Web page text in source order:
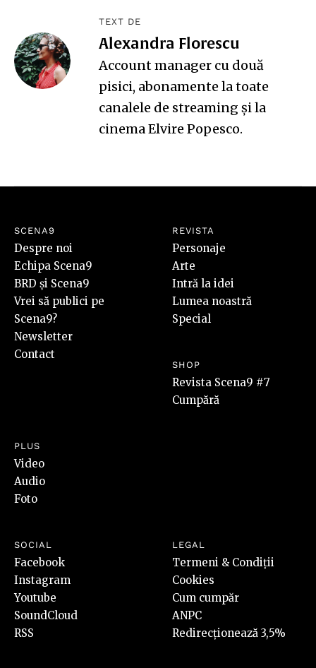
TEXT DE
Alexandra Florescu
Account manager cu două
pisici, abonamente la toate
canalele de streaming și la
cinema Elvire Popesco.
SCENA9
Despre noi
Echipa Scena9
BRD și Scena9
Vrei să publici pe
Scena9?
Newsletter
Contact
REVISTA
Personaje
Arte
Intră la idei
Lumea noastră
Special
SHOP
Revista Scena9 #7
Cumpără
PLUS
Video
Audio
Foto
SOCIAL
Facebook
Instagram
Youtube
SoundCloud
RSS
LEGAL
Termeni & Condiții
Cookies
Cum cumpăr
ANPC
Redirecționează 3,5%